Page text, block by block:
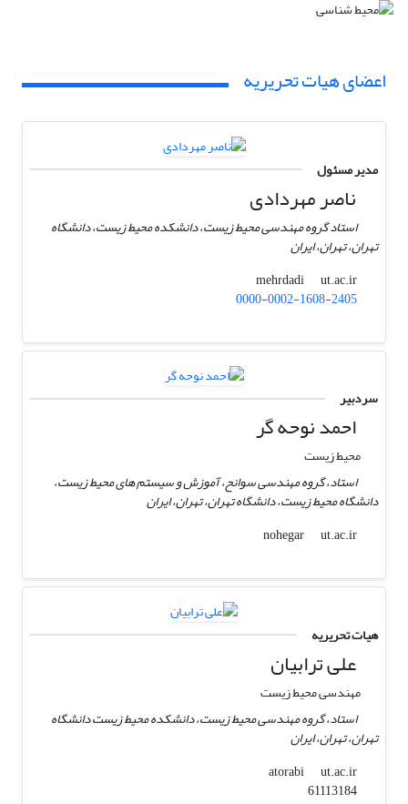
اعضای هیات تحریریه
مدیر مسئول
ناصر مهردادی
استاد گروه مهندسی محیط زیست، دانشکده محیط زیست، دانشگاه
تهران، تهران، ایران
mehrdadi
ut.ac.ir
0000-0002-1608-2405
سردبیر
احمد نوحه گر
محیط زیست
استاد، گروه مهندسی سوانح، آموزش و سیستم های محیط زیست،
دانشگاه محیط زیست، دانشگاه تهران، تهران، ایران
nohegar
ut.ac.ir
هیات تحریریه
علی ترابیان
مهندسی محیط زیست
استاد، گروه مهندسی محیط زیست، دانشکده محیط زیست دانشگاه
تهران، تهران، ایران
atorabi
ut.ac.ir
61113184